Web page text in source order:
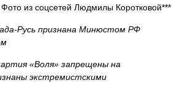
Фото из соцсетей Людмилы Коротковой***
Русь признана Минюстом РФ
«Воля» запрещены на
экстремистскими